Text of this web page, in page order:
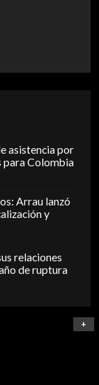
asistencia por
para Colombia
Arrau lanzó
y
relaciones
de ruptura
+